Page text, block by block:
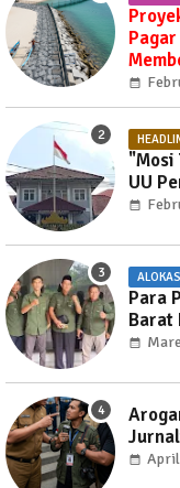
"Mosi
UU
Para
Barat